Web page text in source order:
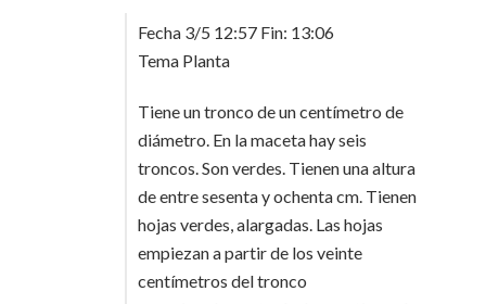
Fecha 3/5 12:57 Fin: 13:06
Tema Planta
Tiene un tronco de un centímetro de
diámetro. En la maceta hay seis
troncos. Son verdes. Tienen una altura
de entre sesenta y ochenta cm. Tienen
hojas verdes, alargadas. Las hojas
empiezan a partir de los veinte
centímetros del tronco